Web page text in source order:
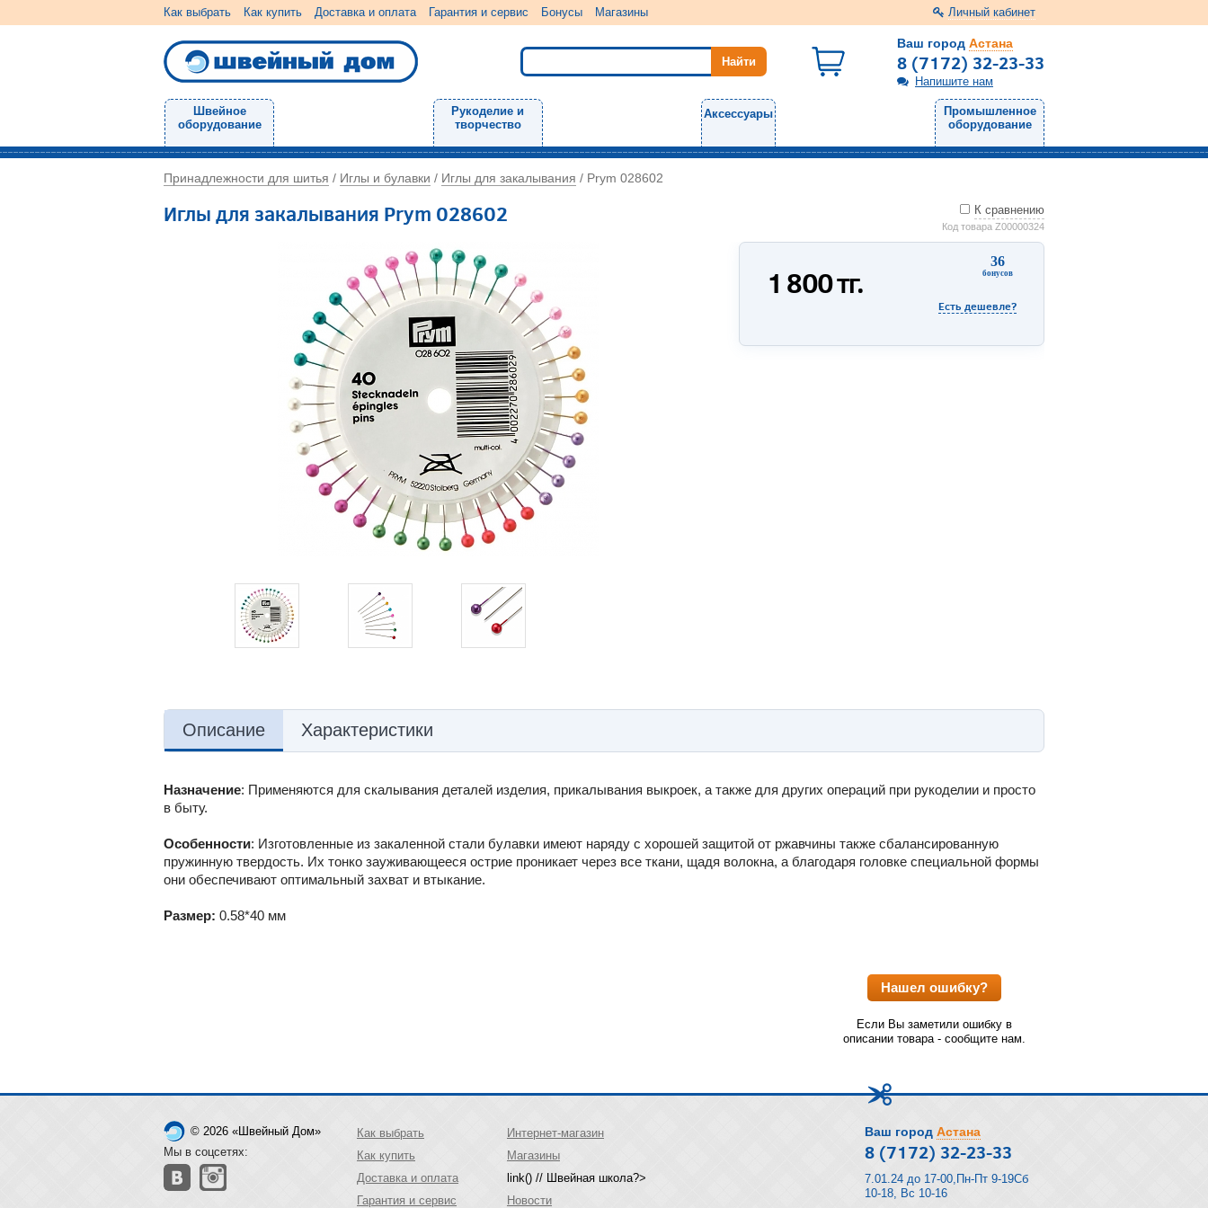
Как выбрать Как купить Доставка и оплата Гарантия и сервис Бонусы Магазины Личный кабинет
Ваш город Астана
8 (7172) 32-23-33
Напишите нам
Швейное
оборудование
Рукоделие и
творчество
Аксессуары
Промышленное
оборудование
Принадлежности для шитья / Иглы и булавки / Иглы для закалывания / Prym 028602
Иглы для закалывания Prym 028602 К сравнению
Код товара Z00000324
36
бонусов
1 800тг.
Есть дешевле?
Описание Характеристики
Назначение: Применяются для скалывания деталей изделия, прикалывания выкроек, а также для других операций при рукоделии и просто
в быту.
Особенности: Изготовленные из закаленной стали булавки имеют наряду с хорошей защитой от ржавчины также сбалансированную
пружинную твердость. Их тонко зауживающееся острие проникает через все ткани, щадя волокна, а благодаря головке специальной формы
они обеспечивают оптимальный захват и втыкание.
Размер: 0.58*40 мм
Нашел ошибку?
Если Вы заметили ошибку в
описании товара - сообщите нам.
© 2026 «Швейный Дом»
Мы в соцсетях:
Как выбрать
Как купить
Доставка и оплата
Гарантия и сервис
Интернет-магазин
Магазины
link() // Швейная школа?>
Новости
Ваш город Астана
8 (7172) 32-23-33
7.01.24 до 17-00,Пн-Пт 9-19Сб
10-18, Вс 10-16